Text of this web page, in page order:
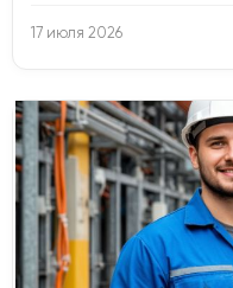
17 июля 2026